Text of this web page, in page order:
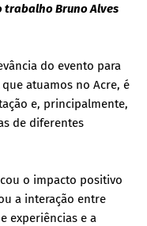
trabalho Bruno Alves
do evento para
atuamos no Acre, é
e, principalmente,
de diferentes
o impacto positivo
a interação entre
experiências e a